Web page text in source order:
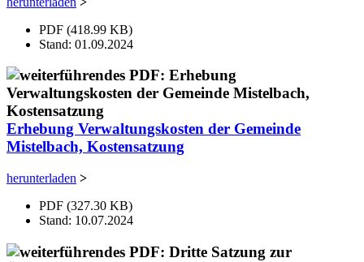
PDF (418.99 KB)
Stand: 01.09.2024
Erhebung Verwaltungskosten der Gemeinde
Mistelbach, Kostensatzung
herunterladen >
PDF (327.30 KB)
Stand: 10.07.2024